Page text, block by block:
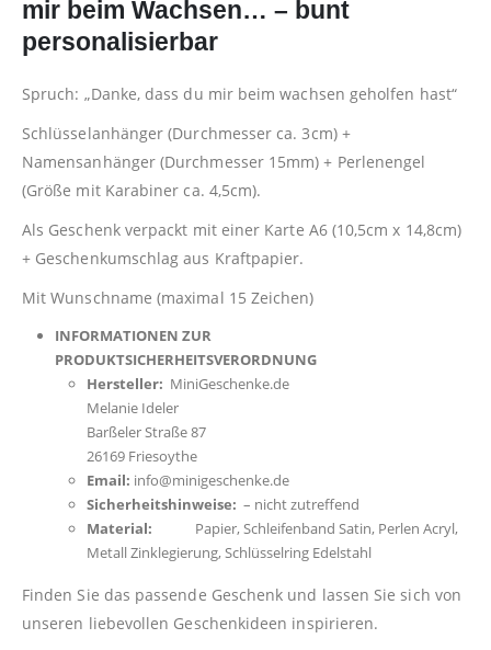
mir beim Wachsen… – bunt
personalisierbar
Spruch: „Danke, dass du mir beim wachsen geholfen hast“
Schlüsselanhänger (Durchmesser ca. 3cm) +
Namensanhänger (Durchmesser 15mm) + Perlenengel
(Größe mit Karabiner ca. 4,5cm).
Als Geschenk verpackt mit einer Karte A6 (10,5cm x 14,8cm)
+ Geschenkumschlag aus Kraftpapier.
Mit Wunschname (maximal 15 Zeichen)
INFORMATIONEN ZUR
PRODUKTSICHERHEITSVERORDNUNG
Hersteller: MiniGeschenke.de
Melanie Ideler
Barßeler Straße 87
26169 Friesoythe
Email: info@minigeschenke.de
Sicherheitshinweise: – nicht zutreffend
Material: Papier, Schleifenband Satin, Perlen Acryl,
Metall Zinklegierung, Schlüsselring Edelstahl
Finden Sie das passende Geschenk und lassen Sie sich von
unseren liebevollen Geschenkideen inspirieren.